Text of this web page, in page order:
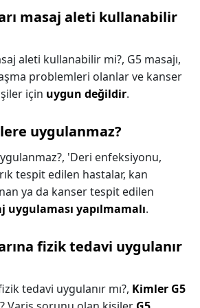
masaj aleti kullanabilir
aleti kullanabilir mi?, G5 masajı,
problemleri olanlar ve kanser
için uygun değildir.
uygulanmaz?
'Deri enfeksiyonu,
tespit edilen hastalar, kan
ya da kanser tespit edilen
uygulaması yapılmamalı.
fizik tedavi uygulanır
tedavi uygulanır mı?, Kimler G5